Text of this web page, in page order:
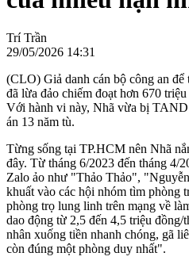
Trí Trần
29/05/2026 14:31
(CLO) Giả danh cán bộ công an
đã lừa đảo chiếm đoạt hơn 670
Với hành vi này, Nhã vừa bị
án 13 năm tù.
Từng sống tại TP.HCM nên Nhã
đây. Từ tháng 6/2023 đến tháng 4/
Zalo ảo như "Thảo Thảo",
khuất vào các hội nhóm tìm phòng
phòng trọ lung linh trên mạng về
dao động từ 2,5 đến 4,5 triệu đồng/
nhân xuống tiền nhanh chóng, gã
còn đúng một phòng duy nhất".